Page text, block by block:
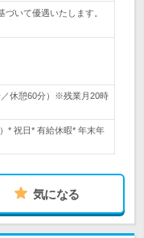
いて優遇いたします。
休憩60分）※残業月20時
* 祝日* 有給休暇* 年末年
気になる